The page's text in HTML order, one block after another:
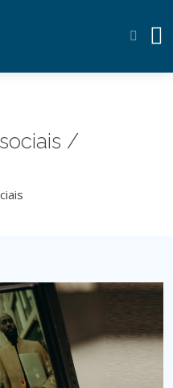
/